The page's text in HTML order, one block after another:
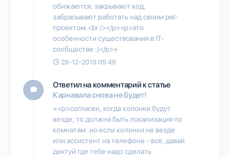
обижаются, закрывают код,
забрасывают работать над своим pet-
проектом.<br /></p><p>это
особенности существования в IT-
сообществе :)</p>»
28-12-2019 05:49
Ответил на комментарий к статье
Карнавала снова не будет!
«<p>согласен, когда колонки будут
везде, то должна быть локализация по
комнатам. но если колонки не везде
или ассистент на телефоне - всё, давай
диктуй где тебе надо сделать